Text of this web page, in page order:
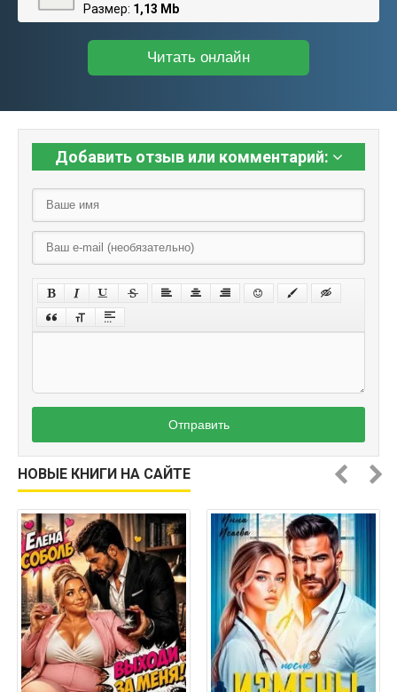
Размер: 1,13 Mb
Читать онлайн
Добавить отзыв или комментарий:
Отправить
НОВЫЕ КНИГИ НА САЙТЕ